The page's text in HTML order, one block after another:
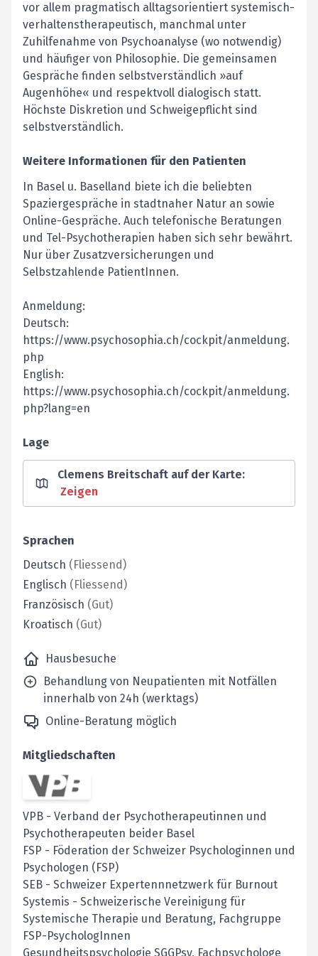
vor allem pragmatisch alltagsorientiert systemisch-
verhaltenstherapeutisch, manchmal unter
Zuhilfenahme von Psychoanalyse (wo notwendig)
und häufiger von Philosophie. Die gemeinsamen
Gespräche finden selbstverständlich »auf
Augenhöhe« und respektvoll dialogisch statt.
Höchste Diskretion und Schweigepflicht sind
selbstverständlich.
Weitere Informationen für den Patienten
In Basel u. Baselland biete ich die beliebten
Spaziergespräche in stadtnaher Natur an sowie
Online-Gespräche. Auch telefonische Beratungen
und Tel-Psychotherapien haben sich sehr bewährt.
Nur über Zusatzversicherungen und
Selbstzahlende PatientInnen.
Anmeldung:
Deutsch:
https://www.psychosophia.ch/cockpit/anmeldung.
php
English:
https://www.psychosophia.ch/cockpit/anmeldung.
php?lang=en
Lage
Clemens Breitschaft auf der Karte:
Zeigen
Sprachen
Deutsch (Fliessend)
Englisch (Fliessend)
Französisch (Gut)
Kroatisch (Gut)
Hausbesuche
Behandlung von Neupatienten mit Notfällen
innerhalb von 24h (werktags)
Online-Beratung möglich
Mitgliedschaften
VPB - Verband der Psychotherapeutinnen und
Psychotherapeuten beider Basel
FSP - Föderation der Schweizer Psychologinnen und
Psychologen (FSP)
SEB - Schweizer Expertennnetzwerk für Burnout
Systemis - Schweizerische Vereinigung für
Systemische Therapie und Beratung, Fachgruppe
FSP-PsychologInnen
Gesundheitspsychologie SGGPsy, Fachpsychologe